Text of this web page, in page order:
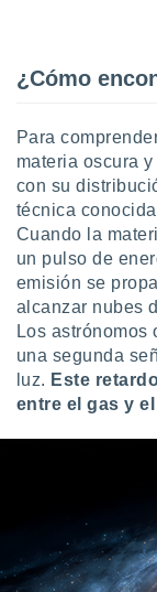
¿Cómo
Para
materia oscura
con su
técnica
Cuando la
un pulso de
emisión se
alcanzar nubes
Los
una segunda
luz. Este
entre el gas y